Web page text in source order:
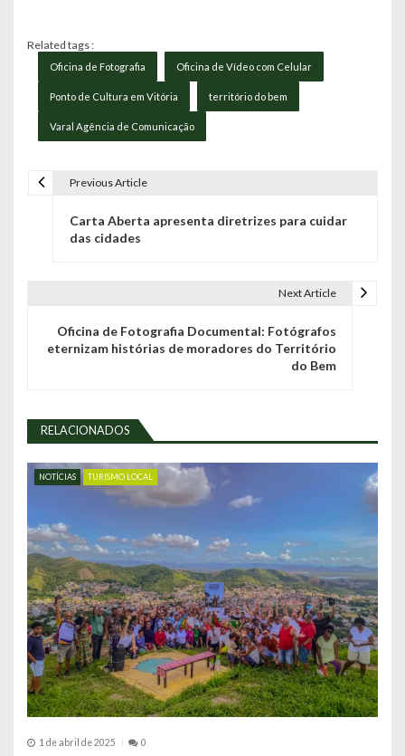
Related tags :
Oficina de Fotografia Oficina de Vídeo com Celular
Ponto de Cultura em Vitória território do bem
Varal Agência de Comunicação
ã
o
d
e
P
o
s
t
Previous Article
Carta Aberta apresenta diretrizes para cuidar
das cidades
Next Article
Oficina de Fotografia Documental: Fotógrafos
eternizam histórias de moradores do Território
do Bem
RELACIONADOS
NOTÍCIAS TURISMO LOCAL
1 de abril de 2025 0